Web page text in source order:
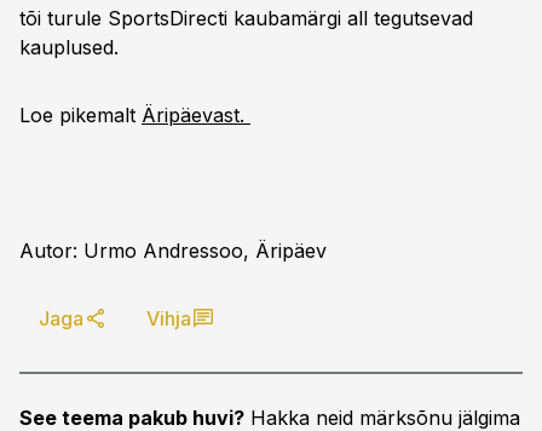
tõi turule SportsDirecti kaubamärgi all tegutsevad
kauplused.
Loe pikemalt Äripäevast.
Autor: Urmo Andressoo, Äripäev
Jaga Vihja
See teema pakub huvi? Hakka neid märksõnu jälgima